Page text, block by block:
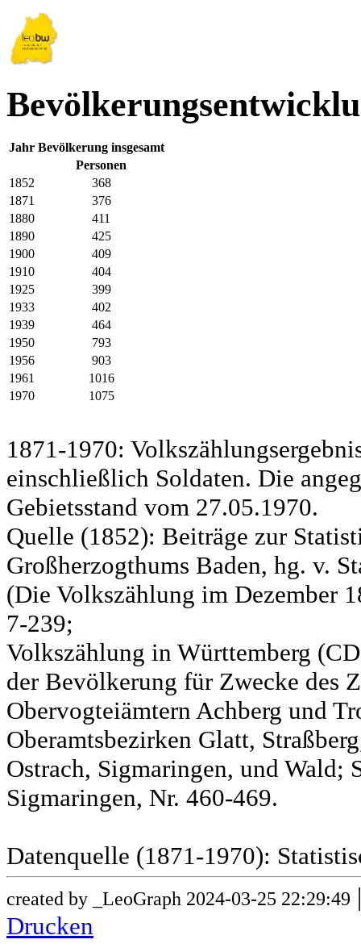
Jahr Bevölkerung insgesamt
Personen
1852
368
1871
376
1880
411
1890
425
1900
409
1910
404
1925
399
1933
402
1939
464
1950
793
1956
903
1961
1016
1970
1075
1871-1970:
einschließlich Soldaten. Die
Gebietsstand vom 27.05.1970.
Quelle (1852): Beiträge zur
Großherzogthums Baden, hg. v.
(Die Volkszählung im Dezember
7-239;
Volkszählung in Württemberg
der Bevölkerung für Zwecke des
Obervogteiämtern Achberg und
Oberamtsbezirken Glatt,
Ostrach, Sigmaringen, und Wald;
Sigmaringen, Nr. 460-469.
Datenquelle (1871-1970):
created by _LeoGraph 2024-03-25 22:29:49
Drucken